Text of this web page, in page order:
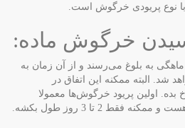
نوع پریودی خرگوش است.
خرگوش ماده:
خرگوش‌های ماده معمولا در ۵ ماهگی به بلوغ می‌رسند و از آن زمان به
شد. البته ممکنه این اتفاق در
بده. اولین پریود خرگوش‌ها معمولا
فقط 2 تا 3 روز طول بکشه.